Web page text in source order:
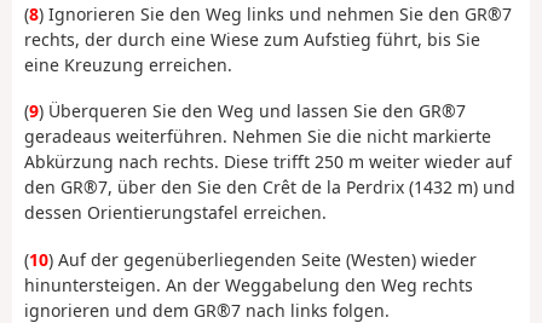
(8) Ignorieren Sie den Weg links und nehmen Sie den GR®7
rechts, der durch eine Wiese zum Aufstieg führt, bis Sie
eine Kreuzung erreichen.
(9) Überqueren Sie den Weg und lassen Sie den GR®7
geradeaus weiterführen. Nehmen Sie die nicht markierte
Abkürzung nach rechts. Diese trifft 250 m weiter wieder auf
den GR®7, über den Sie den Crêt de la Perdrix (1432 m) und
dessen Orientierungstafel erreichen.
(10) Auf der gegenüberliegenden Seite (Westen) wieder
hinuntersteigen. An der Weggabelung den Weg rechts
ignorieren und dem GR®7 nach links folgen.